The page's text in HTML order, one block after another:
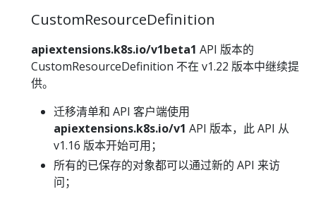
CustomResourceDefinition
apiextensions.k8s.io/v1beta1 API 版本的
CustomResourceDefinition 不在 v1.22 版本中继续提
供。
迁移清单和 API 客户端使用
apiextensions.k8s.io/v1 API 版本，此 API 从
v1.16 版本开始可用；
所有的已保存的对象都可以通过新的 API 来访
问；